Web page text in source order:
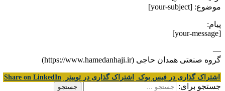
موضوع: [your-subject]
پیام:
[your-message]
—
گروه صنعتی همدان حاجی (https://www.hamedanhaji.ir)
اشتراک گذاری در فیس بوک اشتراک گذاری در توییتر Share on LinkedIn
جستجو برای: